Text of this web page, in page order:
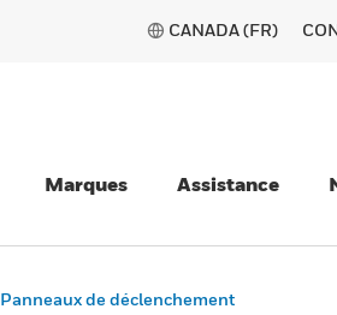
CANADA (FR)
Marques Assistance
Panneaux de déclenchement